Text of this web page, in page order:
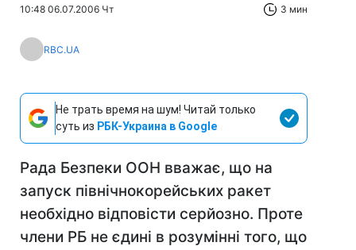
10:48 06.07.2006 Чт 3 мин
RBC.UA
Не трать время на шум! Читай только
суть из РБК-Украина в Google
Рада Безпеки ООН вважає, що на
запуск північнокорейських ракет
необхідно відповісти серйозно. Проте
члени РБ не єдині в розумінні того, що